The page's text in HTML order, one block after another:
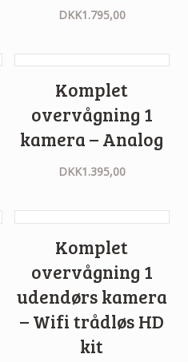
DKK1.795,00
Komplet
overvågning 1
kamera – Analog
DKK1.395,00
Komplet
overvågning 1
udendørs kamera
– Wifi trådløs HD
kit